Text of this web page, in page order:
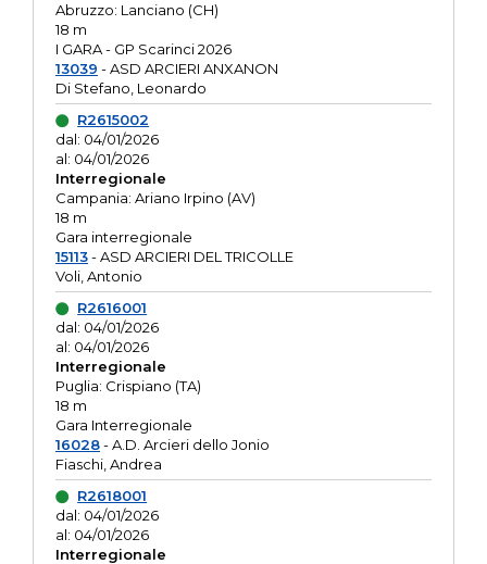
Abruzzo: Lanciano (CH)
18 m
I GARA - GP Scarinci 2026
13039 - ASD ARCIERI ANXANON
Di Stefano, Leonardo
R2615002
dal: 04/01/2026
al: 04/01/2026
Interregionale
Campania: Ariano Irpino (AV)
18 m
Gara interregionale
15113- ASD ARCIERI DEL TRICOLLE
Voli, Antonio
R2616001
dal: 04/01/2026
al: 04/01/2026
Interregionale
Puglia: Crispiano (TA)
18 m
Gara Interregionale
16028- A.D. Arcieri dello Jonio
Fiaschi, Andrea
R2618001
dal: 04/01/2026
al: 04/01/2026
Interregionale